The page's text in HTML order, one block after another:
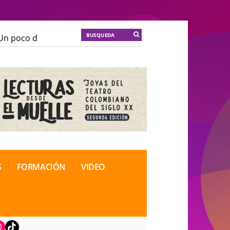
poco de locura para la cordura
Soma
de Teatro Rosa
FORMACIÓN VIDEO
TikTok